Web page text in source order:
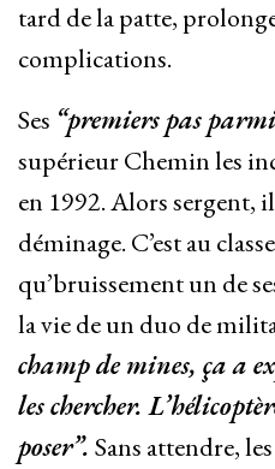
tard de la patte,
complications.
Ses “premiers pas parmi
supérieur Chemin les
en 1992. Alors sergent,
déminage. C’est au
qu’bruissement un de
la vie de un duo de
champ de mines, ça a
les chercher.
poser”. Sans attendre,